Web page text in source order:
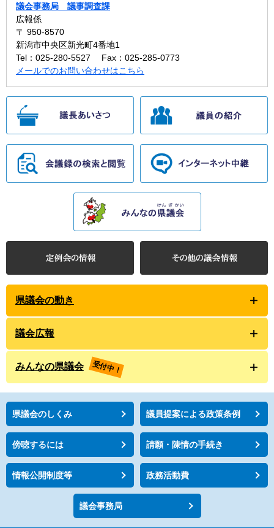
議会事務局 議事調査課
広報係
〒 950-8570
新潟市中央区新光町4番地1
Tel：025-280-5527
Fax：025-285-0773
メールでのお問い合わせはこちら
県議会の動き
議会広報
みんなの県議会 受付中！
県議会のしくみ 議員提案による政策条例
傍聴するには 請願・陳情の手続き
情報公開制度等 政務活動費
議会事務局